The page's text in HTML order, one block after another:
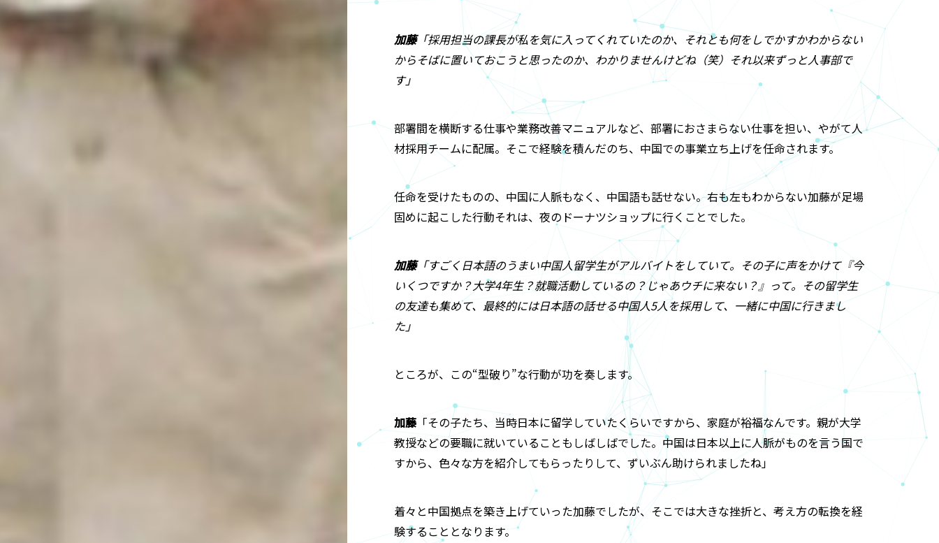
加藤「採用担当の課長が私を気に入ってくれていたのか、それとも何をしでかすかわからない
からそばに置いておこうと思ったのか、わかりませんけどね（笑）それ以来ずっと人事部で
す」
部署間を横断する仕事や業務改善マニュアルなど、部署におさまらない仕事を担い、やがて人
材採用チームに配属。そこで経験を積んだのち、中国での事業立ち上げを任命されます。
任命を受けたものの、中国に人脈もなく、中国語も話せない。右も左もわからない加藤が足場
固めに起こした行動――それは、夜のドーナツショップに行くことでした。
加藤「すごく日本語のうまい中国人留学生がアルバイトをしていて。その子に声をかけて『今
いくつですか？大学4年生？就職活動しているの？じゃあウチに来ない？』って。その留学生
の友達も集めて、最終的には日本語の話せる中国人5人を採用して、一緒に中国に行きまし
た」
ところが、この“型破り”な行動が功を奏します。
加藤「その子たち、当時日本に留学していたくらいですから、家庭が裕福なんです。親が大学
教授などの要職に就いていることもしばしばでした。中国は日本以上に人脈がものを言う国で
すから、色々な方を紹介してもらったりして、ずいぶん助けられましたね」
着々と中国拠点を築き上げていった加藤でしたが、そこでは大きな挫折と、考え方の転換を経
験することとなります。